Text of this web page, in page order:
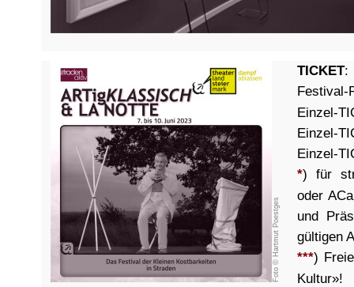
Foto © Hartmut Poestges
TICKET:
Festival-
Einzel-
Einzel-
Einzel-
*) für
oder
und
gültigen
***)
Kultur»!